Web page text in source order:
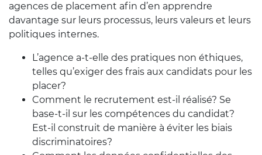
agences de placement afin d’en apprendre
davantage sur leurs processus, leurs valeurs et leurs
politiques internes.
L’agence a-t-elle des pratiques non éthiques,
telles qu’exiger des frais aux candidats pour les
placer?
Comment le recrutement est-il réalisé? Se
base-t-il sur les compétences du candidat?
Est-il construit de manière à éviter les biais
discriminatoires?